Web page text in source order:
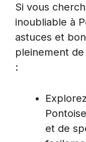
Si vous
inoubliable à
astuces et
pleinement
:
et de